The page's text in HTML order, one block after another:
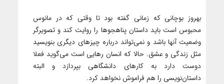
بهروز بوچانی که زمانی گفته بود تا وقتی که در مانوس
محبوس است باید داستان پناهجوها را روایت کند و تصویرگر
وضعیت آنها باشد و نمی‌تواند درباره چیزهای دیگری بنویسید
مثل زندگی و عشق. حالا که انسان رهایی است می‌گوید فعلا
دوست دارد به کارهای دانشگاهی بپردازد و البته
داستان‌نویسی را هم فراموش نخواهد کرد.